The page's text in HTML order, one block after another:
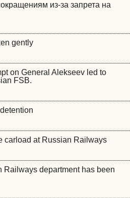
из-за запрета на
gently
on General Alekseev led to
FSB.
carload at Russian Railways
Railways department has been